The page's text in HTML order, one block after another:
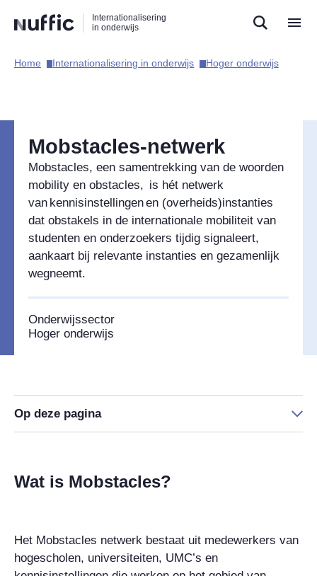
naar
zoekfunctie
naar
hoofdnavigatie
naar
inhoud
Internationalisering
in onderwijs
Hoofdnavigatie
Home​ Internationalisering in onderwijs​ Hoger onderwijs​
Mobstacles-netwerk
Mobstacles, een samentrekking van de woorden
mobility en obstacles, is hét netwerk
van kennisinstellingen en (overheids)instanties
dat obstakels in de internationale mobiliteit van
studenten en onderzoekers tijdig signaleert,
aankaart bij relevante instanties en gezamenlijk
wegneemt.
Onderwijssector
Hoger onderwijs
Op deze pagina
Wat is Mobstacles?
Het Mobstacles netwerk bestaat uit medewerkers van
hogescholen, universiteiten, UMC’s en